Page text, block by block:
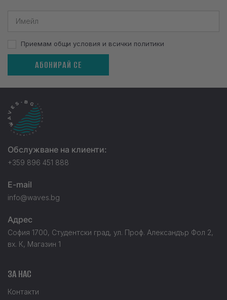
Приемам общи условия и всички политики
АБОНИРАЙ СЕ
Обслужване на клиенти:
+359 896 451 888
E-mail
info@waves.bg
Адрес
София 1700, Студентски град, ул. Проф. Александър Фол 2,
вх. К, Магазин 1
ЗА НАС
Контакти